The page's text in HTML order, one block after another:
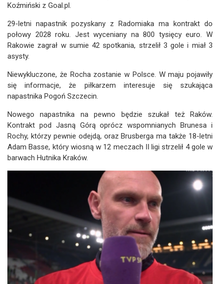
Koźmiński z Goal.pl.
29-letni napastnik pozyskany z Radomiaka ma kontrakt do
połowy 2028 roku. Jest wyceniany na 800 tysięcy euro. W
Rakowie zagrał w sumie 42 spotkania, strzelił 3 gole i miał 3
asysty.
Niewykluczone, że Rocha zostanie w Polsce. W maju pojawiły
się informacje, że piłkarzem interesuje się szukająca
napastnika Pogoń Szczecin.
Nowego napastnika na pewno będzie szukał też Raków.
Kontrakt pod Jasną Górą oprócz wspomnianych Brunesa i
Rochy, którzy pewnie odejdą, oraz Brusberga ma także 18-letni
Adam Basse, który wiosną w 12 meczach II ligi strzelił 4 gole w
barwach Hutnika Kraków.